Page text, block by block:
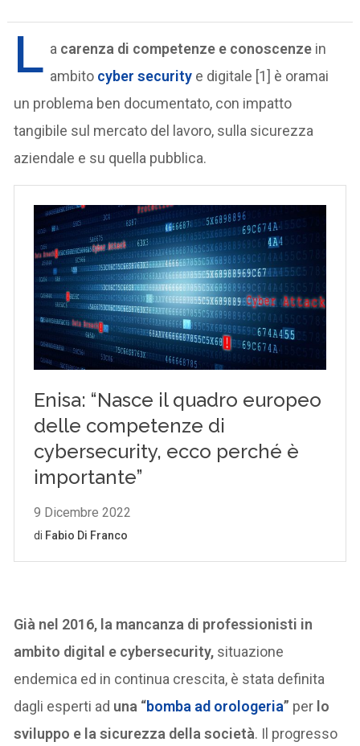
L a carenza di competenze e conoscenze in
ambito cyber security e digitale [1] è oramai
un problema ben documentato, con impatto
tangibile sul mercato del lavoro, sulla sicurezza
aziendale e su quella pubblica.
Già nel 2016, la mancanza di professionisti in
ambito digital e cybersecurity, situazione
endemica ed in continua crescita, è stata definita
dagli esperti ad una “bomba ad orologeria” per lo
sviluppo e la sicurezza della società. Il progresso